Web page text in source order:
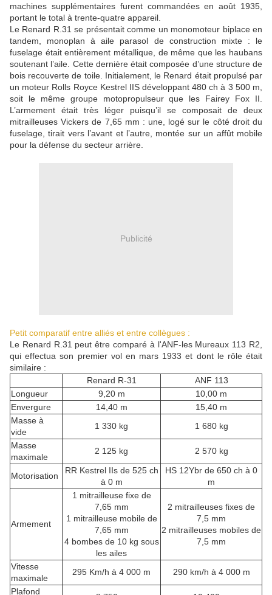
machines supplémentaires furent commandées en août 1935,
portant le total à trente-quatre appareil.
Le Renard R.31 se présentait comme un monomoteur biplace en
tandem, monoplan à aile parasol de construction mixte : le
fuselage était entièrement métallique, de même que les haubans
soutenant l’aile. Cette dernière était composée d’une structure de
bois recouverte de toile. Initialement, le Renard était propulsé par
un moteur Rolls Royce Kestrel IIS développant 480 ch à 3 500 m,
soit le même groupe motopropulseur que les Fairey Fox II.
L’armement était très léger puisqu’il se composait de deux
mitrailleuses Vickers de 7,65 mm : une, logé sur le côté droit du
fuselage, tirait vers l’avant et l’autre, montée sur un affût mobile
pour la défense du secteur arrière.
Publicité
Petit comparatif entre alliés et entre collègues :
Le Renard R.31 peut être comparé à l'ANF-les Mureaux 113 R2,
qui effectua son premier vol en mars 1933 et dont le rôle était
similaire :
Renard R-31
ANF 113
Longueur
9,20 m
10,00 m
Envergure
14,40 m
15,40 m
Masse à
vide
1 330 kg
1 680 kg
Masse
maximale
2 125 kg 2 570 kg
Motorisation
RR Kestrel IIs de 525 ch
à 0 m
HS 12Ybr de 650 ch à 0
m
Armement
1 mitrailleuse fixe de
7,65 mm
1 mitrailleuse mobile de
7,65 mm
4 bombes de 10 kg sous
les ailes
2 mitrailleuses fixes de
7,5 mm
2 mitrailleuses mobiles de
7,5 mm
Vitesse
maximale
295 Km/h à 4 000 m
290 km/h à 4 000 m
Plafond